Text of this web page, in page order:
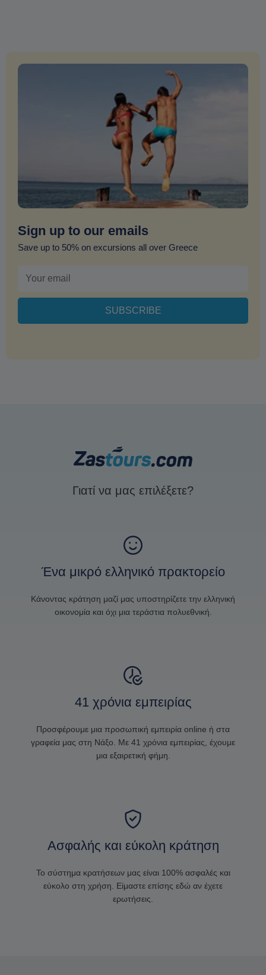
Sign up to our emails
Save up to 50% on excursions all over Greece
Γιατί να μας επιλέξετε?
Ένα μικρό ελληνικό πρακτορείο
Κάνοντας κράτηση μαζί μας υποστηρίζετε την ελληνική
οικονομία και όχι μια τεράστια πολυεθνική.
41 χρόνια εμπειρίας
Προσφέρουμε μια προσωπική εμπειρία online ή στα
γραφεία μας στη Νάξο. Με 41 χρόνια εμπειρίας, έχουμε
μια εξαιρετική φήμη.
Ασφαλής και εύκολη κράτηση
Το σύστημα κρατήσεων μας είναι 100% ασφαλές και
εύκολο στη χρήση. Είμαστε επίσης εδώ αν έχετε
ερωτήσεις.